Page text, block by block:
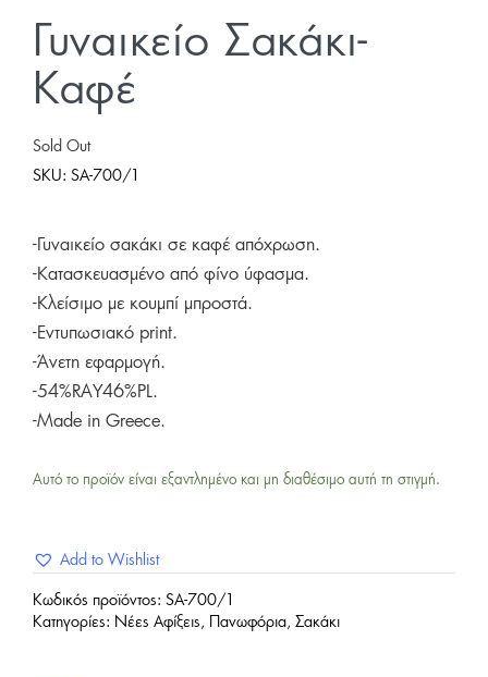
Γυναικείο Σακάκι-
Καφέ
Sold Out
SKU: SA-700/1
-Γυναικείο σακάκι σε καφέ απόχρωση.
-Κατασκευασμένο από φίνο ύφασμα.
-Κλείσιμο με κουμπί μπροστά.
-Εντυπωσιακό print.
-Άνετη εφαρμογή.
-54%RAY46%PL.
-Made in Greece.
Αυτό το προϊόν είναι εξαντλημένο και μη διαθέσιμο αυτή τη στιγμή.
Add to Wishlist
Κωδικός προϊόντος: SA-700/1
Κατηγορίες: Νέες Αφίξεις , Πανωφόρια, Σακάκι